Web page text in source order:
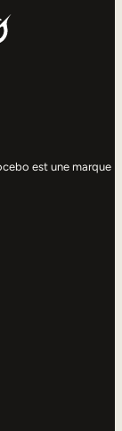
est une marque